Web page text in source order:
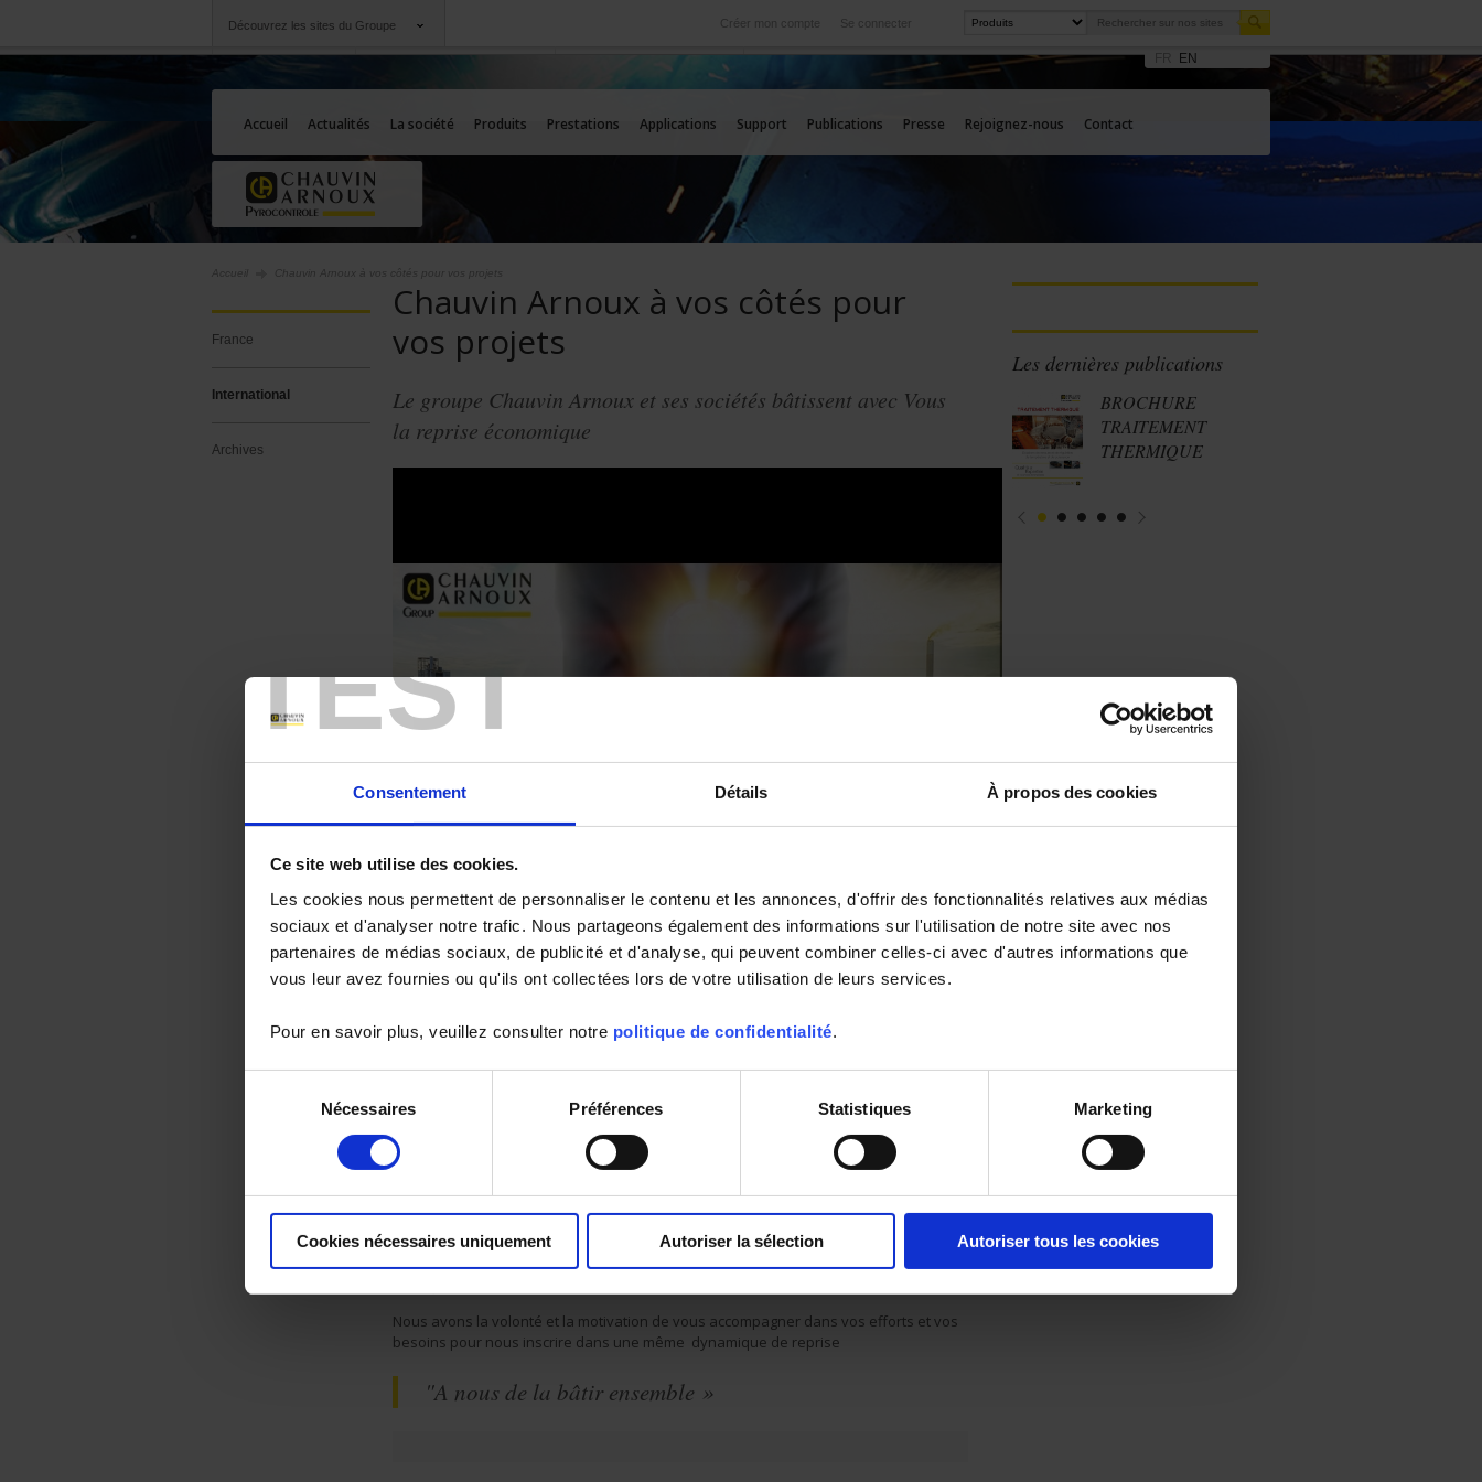
TEST
Consentement Détails À propos des cookies
Ce site web utilise des cookies.
Les cookies nous permettent de personnaliser le contenu et les annonces, d'offrir des fonctionnalités relatives aux médias
sociaux et d'analyser notre trafic. Nous partageons également des informations sur l'utilisation de notre site avec nos
partenaires de médias sociaux, de publicité et d'analyse, qui peuvent combiner celles-ci avec d'autres informations que
vous leur avez fournies ou qu'ils ont collectées lors de votre utilisation de leurs services.
Pour en savoir plus, veuillez consulter notre politique de confidentialité.
consentement
Nécessaires Préférences Statistiques Marketing
Cookies nécessaires uniquement Autoriser la sélection Autoriser tous les cookies
Découvrez les sites du Groupe Se connecter
Créer mon compte
Chauvin Arnoux
Une offre à votre service
Nos filiales à l'étranger
EN
Accueil Actualités La société Produits Prestations Applications Support Publications Presse Rejoignez-nous Contact
Chauvin Arnoux à vos côtés pour vos projets
France
International
Archives
Chauvin Arnoux à vos côtés pour
vos projets
Le groupe Chauvin Arnoux et ses sociétés bâtissent avec Vous
la reprise économique
Le groupe Chauvin Arnoux et ses sociétés bâtissent avec Vous la reprise économique
Aujourd'hui, nos quelque 1 000 salariés en France et à
l’étranger et nos 6 sociétés (
Chauvin Arnoux Chauvin Arnoux Energy Manumesure
Pyrocontrole ,IndatechetSpectralys ), reprennent une dynamique
Villedieu, Reux, Meyzieu, sont ouverts et tournent à 75 % de leurs capacités
demandes.
Nous sommes maintenant prêts à répondre à tous vos besoins à quelques rares
exceptions. Bien sûr en respect des réglementations sanitaires, les visites
commerciales, restent contrôlées et limitées pour le moment. Mais nos équipes
administratives, achat, de production, commerciales et ingénieurs et bureaux
d'études sont motivés pour concevoir, produire, vendre, accompagner la reprise
progressive et totale de notre activité et vous accompagner dans la vôtre.
Merci à nos équipes volontaires et dynamiques.
Nous avons la volonté et la motivation de vous accompagner dans vos efforts et vos
besoins pour nous inscrire dans une même dynamique de reprise
"A nous de la bâtir ensemble »
Les dernières publications
BROCHURE
TRAITEMENT
THERMIQUE